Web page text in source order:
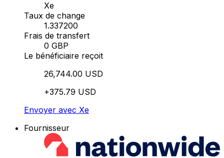
Xe
Taux de change
1.337200
Frais de transfert
0 GBP
Le bénéficiaire reçoit
26,744.00 USD
+375.79 USD
Envoyer avec Xe
Fournisseur